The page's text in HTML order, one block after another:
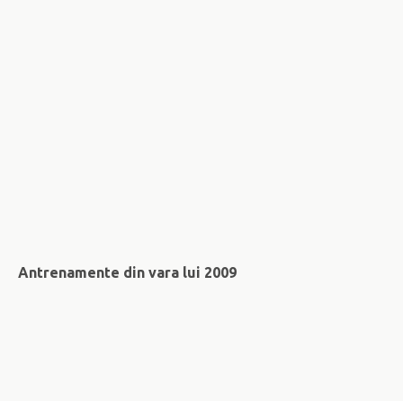
Antrenamente din vara lui 2009